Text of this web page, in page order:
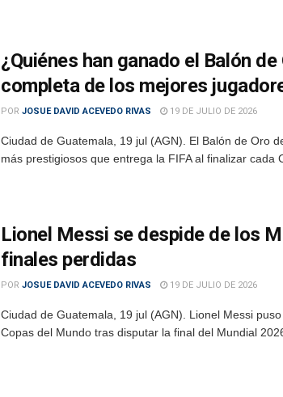
¿Quiénes han ganado el Balón
completa de los mejores
POR JOSUE DAVID ACEVEDO RIVAS 19 DE JULIO DE 2026
Ciudad de Guatemala, 19 jul (AGN). El Balón de Oro
más prestigiosos que entrega la FIFA al finalizar cada
Lionel Messi se despide de los
finales perdidas
POR JOSUE DAVID ACEVEDO RIVAS 19 DE JULIO DE 2026
Ciudad de Guatemala, 19 jul (AGN). Lionel Messi
Copas del Mundo tras disputar la final del Mundial